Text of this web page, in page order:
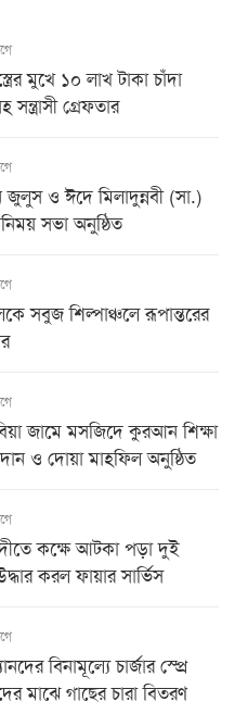
মুখে ১০ লাখ টাকা চাঁদা
সন্ত্রাসী গ্রেফতার
ও ঈদে মিলাদুন্নবী (সা.)
সভা অনুষ্ঠিত
সবুজ শিল্পাঞ্চলে রূপান্তরের
জামে মসজিদে কুরআন শিক্ষা
ও দোয়া মাহফিল অনুষ্ঠিত
কক্ষে আটকা পড়া দুই
করল ফায়ার সার্ভিস
বিনামূল্যে চার্জার স্প্রে
মাঝে গাছের চারা বিতরণ